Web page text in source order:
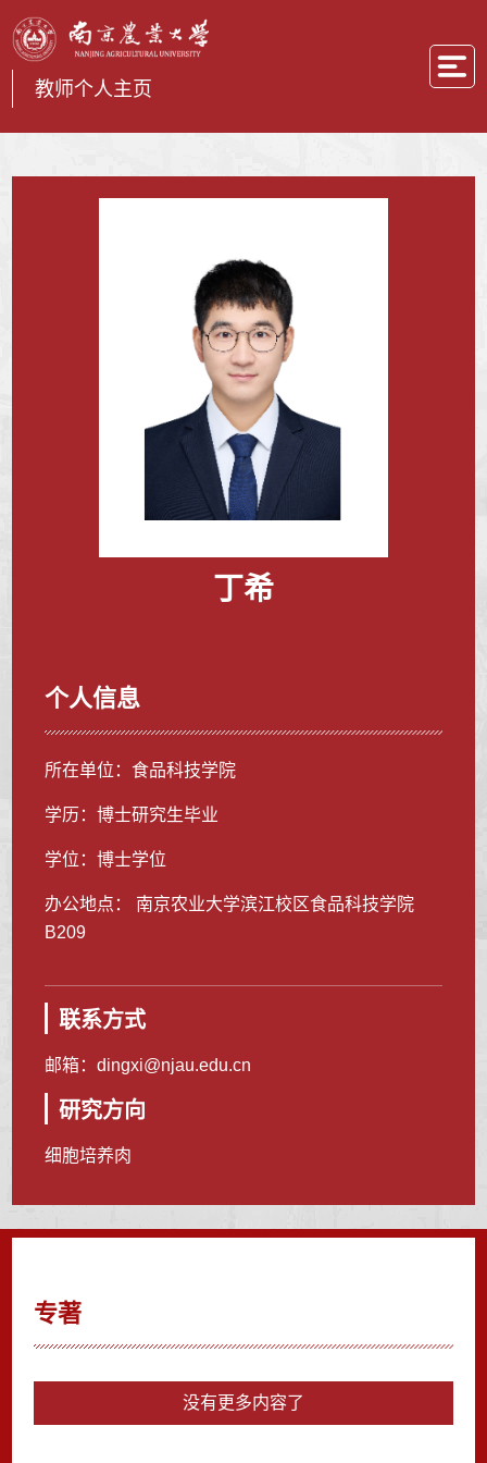
教师个人主页
丁希
个人信息
所在单位：食品科技学院
学历：博士研究生毕业
学位：博士学位
办公地点： 南京农业大学滨江校区食品科技学院
B209
联系方式
邮箱：dingxi@njau.edu.cn
研究方向
细胞培养肉
专著
没有更多内容了